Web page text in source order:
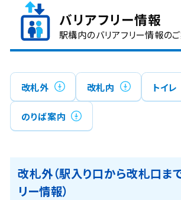
バリアフリー情報
駅構内のバリアフリー情報の
改札外 改札内 トイレ
のりば案内
改札外（駅入り口から改札口ま
リー情報）